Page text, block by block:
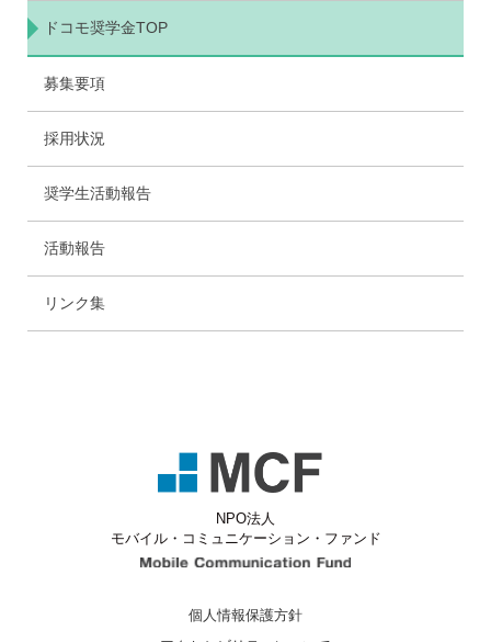
ドコモ奨学金TOP
募集要項
採用状況
奨学生活動報告
活動報告
リンク集
NPO法人
モバイル・コミュニケーション・ファンド
個人情報保護方針